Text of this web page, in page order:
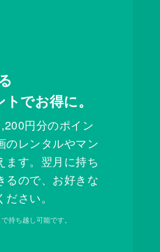
でお得に。
円分のポイン
のレンタルやマン
ます。翌月に持ち
るので、お好きな
さい。
持ち越し可能です。